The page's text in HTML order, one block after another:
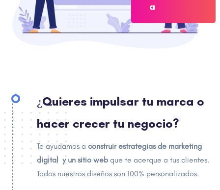
a
¿Quieres impulsar tu marca o
hacer crecer tu negocio?
Te ayudamos a construir estrategias de marketing
digital y un sitio webque te acerque a tus clientes.
Todos nuestros diseños son 100% personalizados.